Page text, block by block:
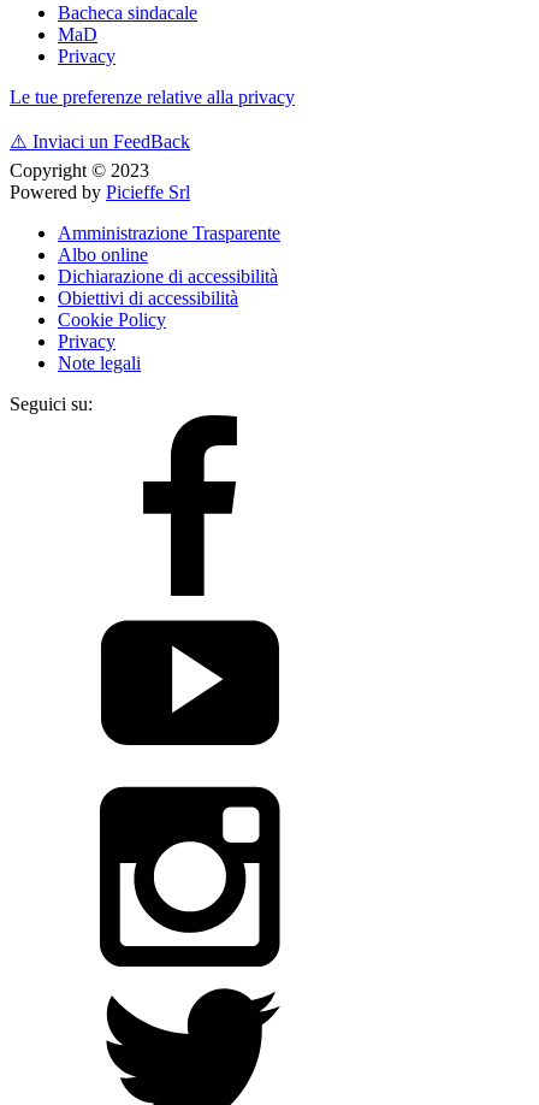
Bacheca sindacale
MaD
Privacy
Le tue preferenze relative alla privacy
⚠️ Inviaci un FeedBack
Copyright © 2023
Powered by Picieffe Srl
Amministrazione Trasparente
Albo online
Dichiarazione di accessibilità
Obiettivi di accessibilità
Cookie Policy
Privacy
Note legali
Seguici su: